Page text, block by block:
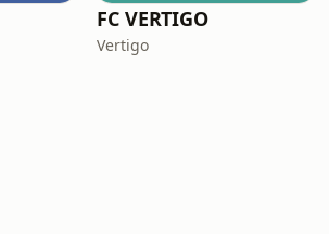
FC VERTIGO
Vertigo